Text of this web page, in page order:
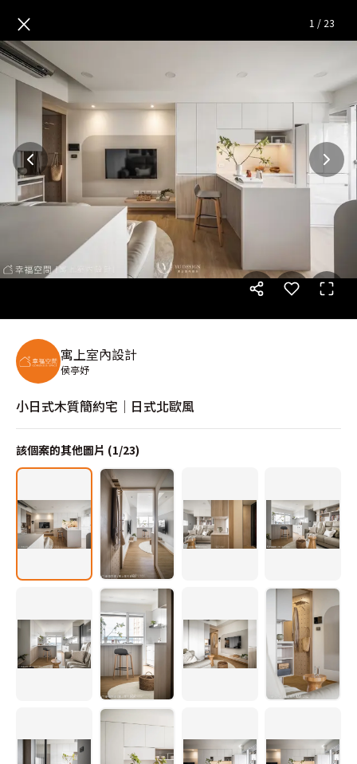
小日式木質簡約宅│日式北歐風
× 1 / 23
寓上室內設計
侯亭妤
小日式木質簡約宅│日式北歐風
該個案的其他圖片 (1/23)